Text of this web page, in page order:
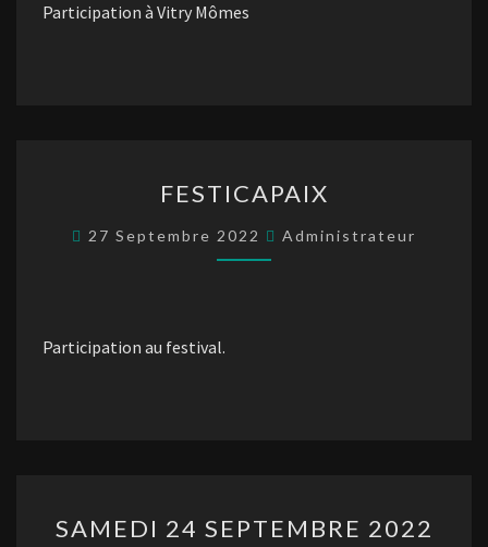
Participation à Vitry Mômes
FESTICAPAIX
27 Septembre 2022 Administrateur
Participation au festival.
24
SAMEDI 24 SEPTEMBRE 2022